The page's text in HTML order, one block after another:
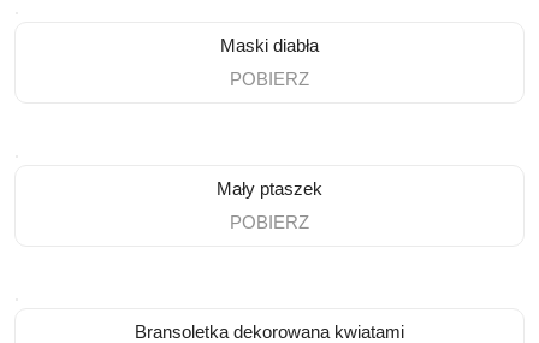
Maski diabła
POBIERZ
Mały ptaszek
POBIERZ
Bransoletka dekorowana kwiatami